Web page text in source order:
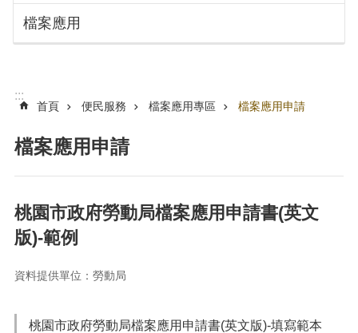
訊
息
公
識
動
局
關
通
訊
業
資
檔案應用
:::
首頁 便民服務 檔案應用專區 檔案應用申請
檔案應用申請
桃園市政府勞動局檔案應用申請書(英文
版)-範例
資料提供單位：勞動局
桃園市政府勞動局檔案應用申請書(英文版)-填寫範本